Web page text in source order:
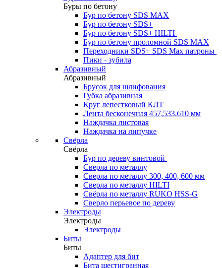
Буры по бетону
Бур по бетону SDS MAX
Бур по бетону SDS+
Бур по бетону SDS+ HILTI
Бур по бетону проломной SDS MAX
Переходники SDS+ SDS Max патроны
Пики - зубила
Абразивный
Абразивный
Брусок для шлифования
Губка абразивная
Круг лепестковый КЛТ
Лента бесконечная 457,533,610 мм
Наждачка листовая
Наждачка на липучке
Свёрла
Свёрла
Бур по дереву винтовой
Сверла по металлу
Сверла по металлу 300, 400, 600 мм
Сверла по металлу HILTI
Свёрла по металлу RUKO HSS-G
Сверло перьевое по дереву
Электроды
Электроды
Электроды
Биты
Биты
Адаптер для бит
Бита шестигранная